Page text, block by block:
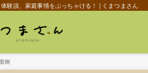
験談、家庭事情をぶっちゃける！ | くまつまさん
倒